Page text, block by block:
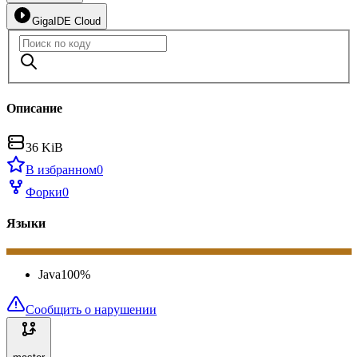
GigaIDE Cloud
Описание
36 KiB
В избранном0
Форки0
Языки
Java100%
Сообщить о нарушении